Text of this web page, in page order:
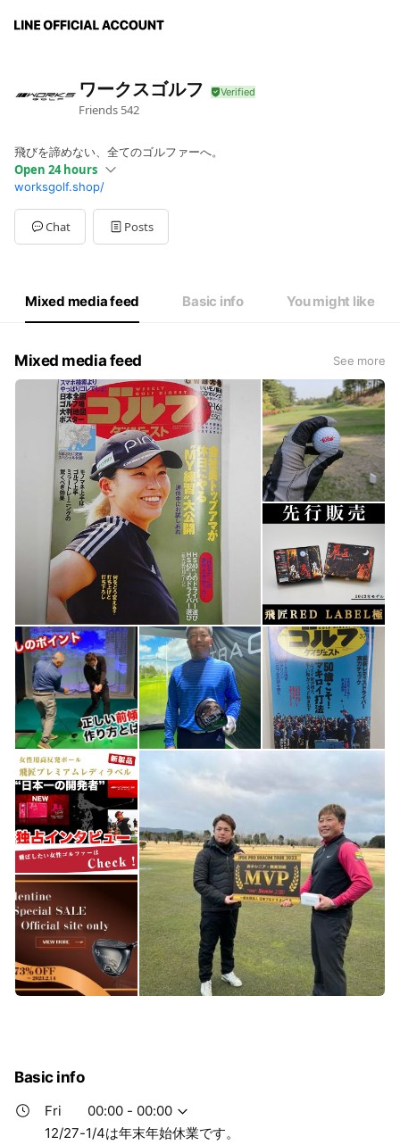
ワークスゴルフ
Friends 542
飛びを諦めない、全てのゴルファーへ。
Open 24 hours
Sun00:00 - 00:00
Mon00:00 - 00:00
Tue00:00 - 00:00
Wed00:00 - 00:00
00:00 - 00:00
12/27-1/4は年末年始休業です。
worksgolf.shop/
Chat Posts
Mixed media feed Basic info You might like
Mixed media feed See more
Basic info
Fri
00:00 - 00:00
12/27-1/4は年末年始休業です。